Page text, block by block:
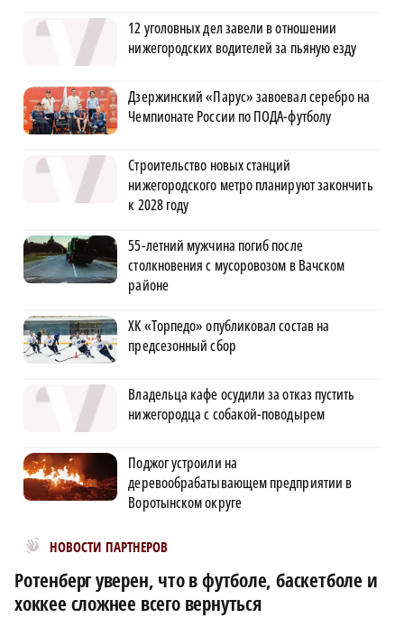
12 уголовных дел завели в отношении
нижегородских водителей за пьяную езду
Дзержинский «Парус» завоевал серебро на
Чемпионате России по ПОДА-футболу
Строительство новых станций
нижегородского метро планируют закончить
к 2028 году
55-летний мужчина погиб после
столкновения с мусоровозом в Вачском
районе
ХК «Торпедо» опубликовал состав на
предсезонный сбор
Владельца кафе осудили за отказ пустить
нижегородца с собакой-поводырем
Поджог устроили на
деревообрабатывающем предприятии в
Воротынском округе
НОВОСТИ ПАРТНЕРОВ
Новости МирТесен
Ротенберг уверен, что в футболе, баскетболе и
хоккее сложнее всего вернуться